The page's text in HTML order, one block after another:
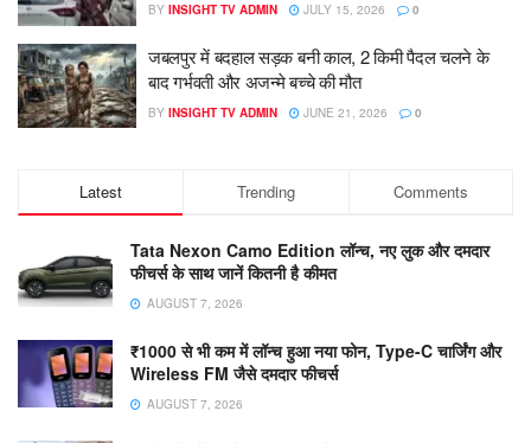
BY INSIGHT TV ADMIN JULY 15, 2026 0
जबलपुर में बदहाल सड़क बनी काल, 2 किमी पैदल चलने के
बाद गर्भवती और अजन्मे बच्चे की मौत
BY INSIGHT TV ADMIN JUNE 21, 2026 0
Latest Trending Comments
Tata Nexon Camo Edition लॉन्च, नए लुक और दमदार
फीचर्स के साथ जानें कितनी है कीमत
AUGUST 7, 2026
₹1000 से भी कम में लॉन्च हुआ नया फोन, Type-C चार्जिंग और
Wireless FM जैसे दमदार फीचर्स
AUGUST 7, 2026